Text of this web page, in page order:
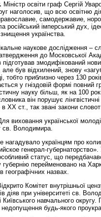
Міністр освіти граф Сергій
наголосив, що всю освітню
самодержавие,
імперський дух,
українства.
наукове дослідження –
до Московської
підготував змодифікований
але був відхилений, знову
тобто приблизно через 130
у гніздовій формі повний
науку більш, як на 100
він порушує
ХХ ст., так звані закони
виховання української
св. Володимира.
нагадувало українцям про
генерал-губернаторство».
статус, що
губернію перейменовано на
географічних назвах.
Комітет внутрішньої
діяв при університеті св.
Київського навчального
будь-якого